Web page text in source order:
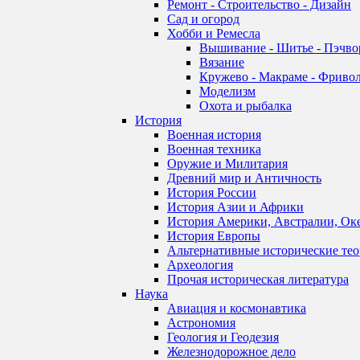
Ремонт - Строительство - Дизайн
Сад и огород
Хобби и Ремесла
Вышивание - Шитье -
Вязание
Кружево - Макраме -
Моделизм
Охота и рыбалка
История
Военная история
Военная техника
Оружие и Милитария
Древний мир и Античность
История России
История Азии и Африки
История Америки, Австралии,
История Европы
Альтернативные исторические
Археология
Прочая историческая литература
Наука
Авиация и космонавтика
Астрономия
Геология и Геодезия
Железнодорожное дело